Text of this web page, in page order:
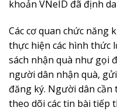
khoản VNeID đã định
Các cơ quan chức năng
thực hiện các hình thức
sách nhận quà như gọi
người dân nhận quà,
đăng ký. Người dân
theo dõi các tin bài tiếp